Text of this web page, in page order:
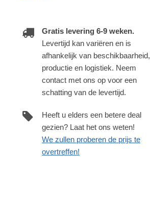
Gratis levering 6-9 weken.
Levertijd kan variëren en is
afhankelijk van beschikbaarheid,
productie en logistiek. Neem
contact met ons op voor een
schatting van de levertijd.
Heeft u elders een betere deal
gezien? Laat het ons weten!
We zullen proberen de prijs te
overtreffen!